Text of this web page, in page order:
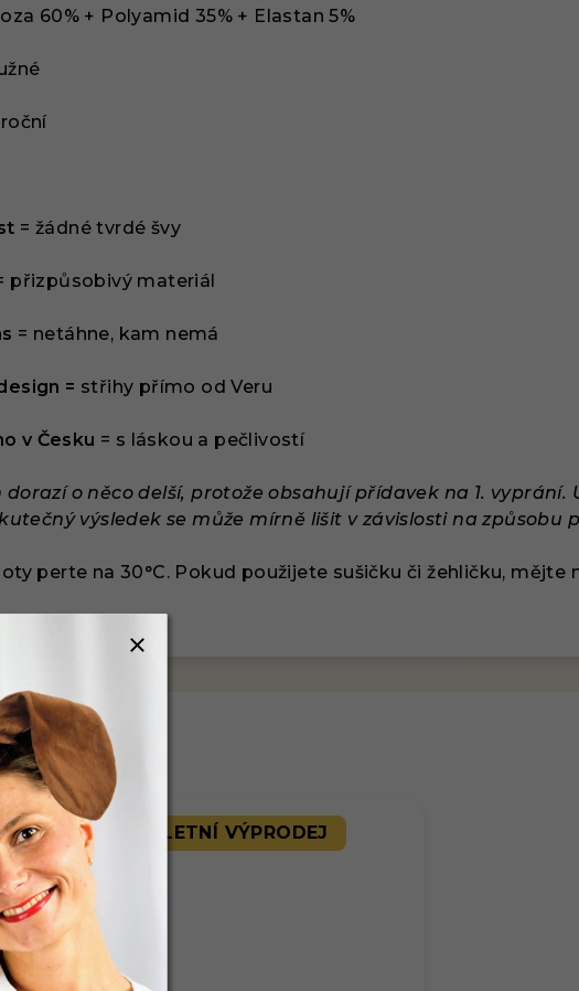
60% + Polyamid 35% + Elastan 5%
= žádné tvrdé švy
přizpůsobivý materiál
= netáhne, kam nemá
= střihy přímo od Veru
v Česku = s láskou a pečlivostí
dorazí o něco delší, protože obsahují přídavek na 1.
výsledek se může mírně lišit v závislosti na způsobu
perte na 30°C. Pokud použijete sušičku či žehličku,
LETNÍ VÝPRODEJ